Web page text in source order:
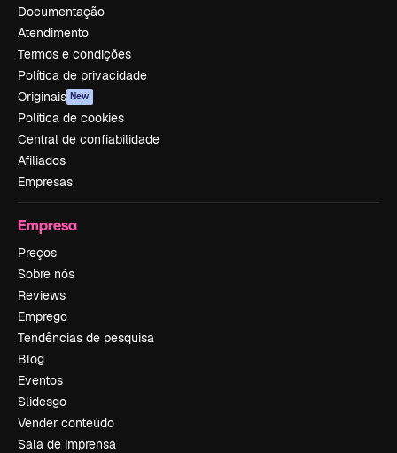
Documentação
Atendimento
Termos e condições
Política de privacidade
Originais New
Política de cookies
Central de confiabilidade
Afiliados
Empresas
Empresa
Preços
Sobre nós
Reviews
Emprego
Tendências de pesquisa
Blog
Eventos
Slidesgo
Vender conteúdo
Sala de imprensa